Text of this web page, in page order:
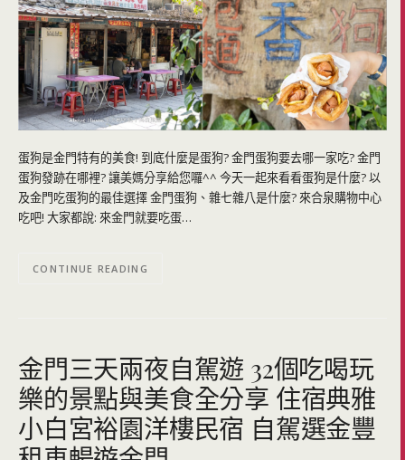
蛋狗是金門特有的美食! 到底什麼是蛋狗? 金門蛋狗要去哪一家吃? 金門
蛋狗發跡在哪裡? 讓美媽分享給您囉^^ 今天一起來看看蛋狗是什麼? 以
及金門吃蛋狗的最佳選擇 金門蛋狗、雜七雜八是什麼? 來合泉購物中心
吃吧! 大家都說: 來金門就要吃蛋…
CONTINUE READING
金門三天兩夜自駕遊 32個吃喝玩
樂的景點與美食全分享 住宿典雅
小白宮裕園洋樓民宿 自駕選金豐